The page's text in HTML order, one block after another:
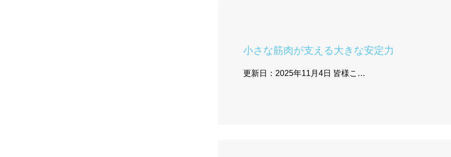
小さな筋肉が支える大きな安定力
更新日：2025年11月4日 皆様こ…